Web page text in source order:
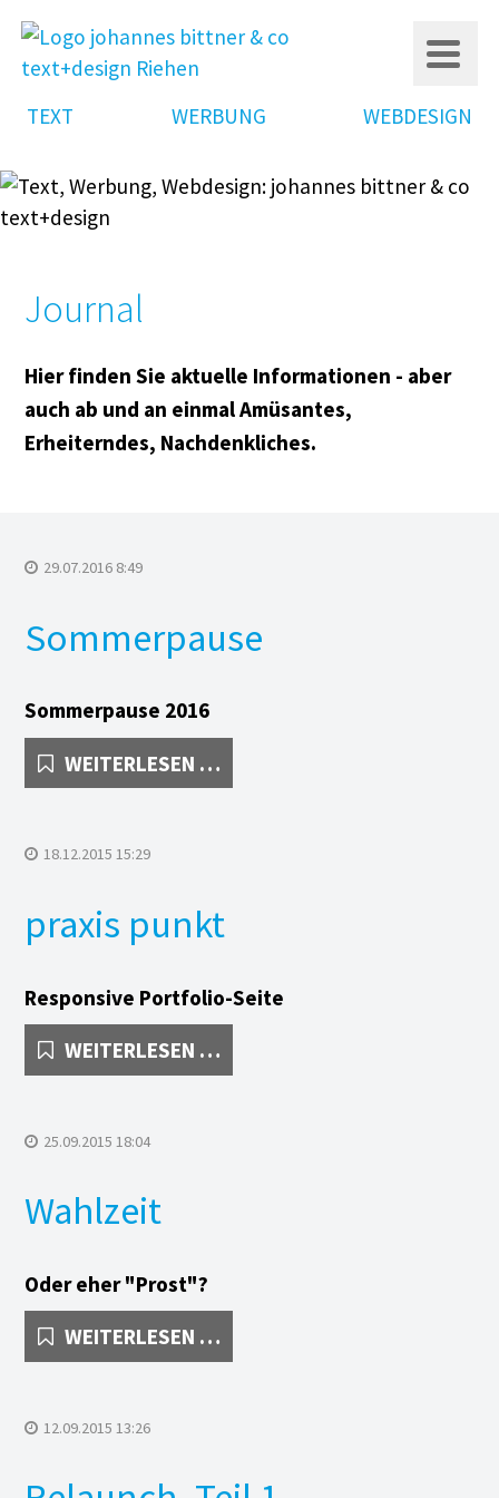
Schließen
Management
Webdesign
AG
International
Eurodistrict Basel
punkt
+ Co AG
Sarti Fussreflexzonentherapie
Metropolregion
ÜBERSPRINGEN
TEXT WERBUNG WEBDESIGN
Journal
Hier finden Sie aktuelle Informationen - aber
auch ab und an einmal Amüsantes,
Erheiterndes, Nachdenkliches.
29.07.2016 8:49
Sommerpause
Sommerpause 2016
WEITERLESEN …SOMMERPAUSE
18.12.2015 15:29
praxis punkt
Responsive Portfolio-Seite
WEITERLESEN …PRAXIS
PUNKT
25.09.2015 18:04
Wahlzeit
Oder eher "Prost"?
WEITERLESEN …WAHLZEIT
12.09.2015 13:26